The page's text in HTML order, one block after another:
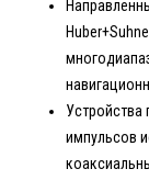
Устройства
импульсов